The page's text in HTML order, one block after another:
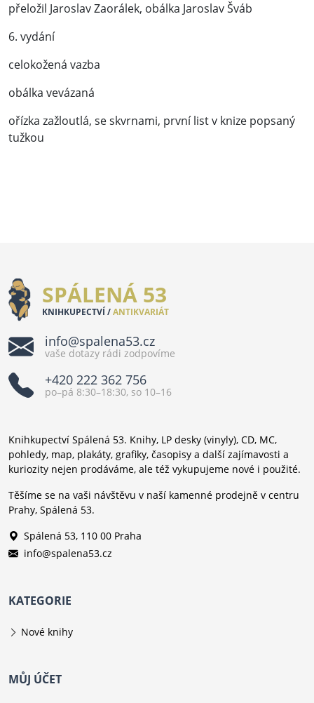
přeložil Jaroslav Zaorálek, obálka Jaroslav Šváb
6. vydání
celokožená vazba
obálka vevázaná
ořízka zažloutlá, se skvrnami, první list v knize popsaný
tužkou
SPÁLENÁ 53
KNIHKUPECTVÍ /ANTIKVARIÁT
info@spalena53.cz
vaše dotazy rádi zodpovíme
+420 222 362 756
po–pá 8:30–18:30, so 10–16
Knihkupectví Spálená 53. Knihy, LP desky (vinyly), CD, MC,
pohledy, map, plakáty, grafiky, časopisy a další zajímavosti a
kuriozity nejen prodáváme, ale též vykupujeme nové i použité.
Těšíme se na vaši návštěvu v naší kamenné prodejně v centru
Prahy, Spálená 53.
Spálená 53, 110 00 Praha
info@spalena53.cz
KATEGORIE
Nové knihy
MŮJ ÚČET